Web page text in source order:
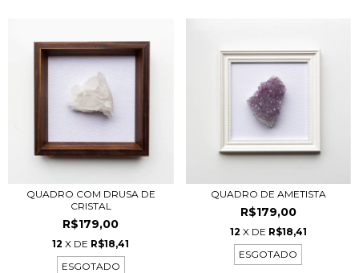
QUADRO COM DRUSA DE
CRISTAL
R$179,00
12 X DE R$18,41
ESGOTADO
QUADRO DE AMETISTA
R$179,00
12 X DE R$18,41
ESGOTADO